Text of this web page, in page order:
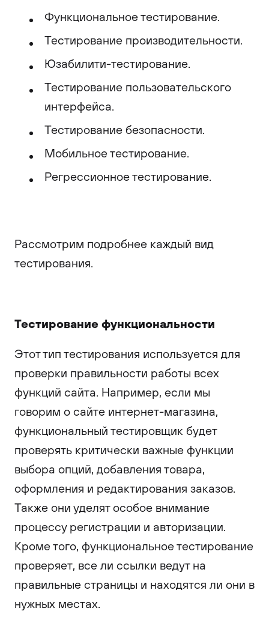
Функциональное тестирование.
Тестирование производительности.
Юзабилити-тестирование.
Тестирование пользовательского
интерфейса.
Тестирование безопасности.
Мобильное тестирование.
Регрессионное тестирование.
Рассмотрим подробнее каждый вид
тестирования.
Тестирование функциональности
Этот тип тестирования используется для
проверки правильности работы всех
функций сайта. Например, если мы
говорим о сайте интернет-магазина,
функциональный тестировщик будет
проверять критически важные функции
выбора опций, добавления товара,
оформления и редактирования заказов.
Также они уделят особое внимание
процессу регистрации и авторизации.
Кроме того, функциональное тестирование
проверяет, все ли ссылки ведут на
правильные страницы и находятся ли они в
нужных местах.